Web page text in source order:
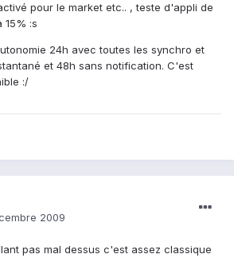
pour le market etc.. , teste d'appli de
15% :s
24h avec toutes les synchro et
et 48h sans notification. C'est
:/
2009
pas mal dessus c'est assez classique